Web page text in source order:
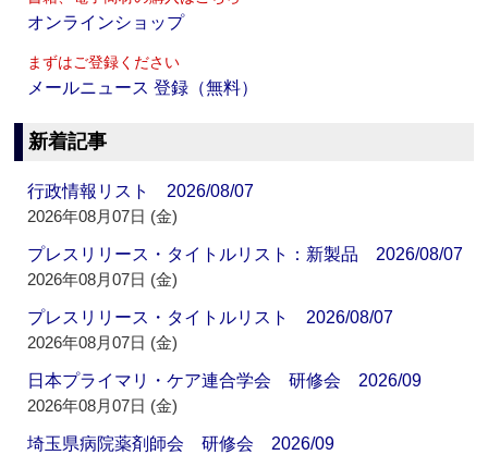
オンラインショップ
まずはご登録ください
メールニュース 登録（無料）
新着記事
行政情報リスト 2026/08/07
2026年08月07日 (金)
プレスリリース・タイトルリスト：新製品 2026/08/07
2026年08月07日 (金)
プレスリリース・タイトルリスト 2026/08/07
2026年08月07日 (金)
日本プライマリ・ケア連合学会 研修会 2026/09
2026年08月07日 (金)
埼玉県病院薬剤師会 研修会 2026/09